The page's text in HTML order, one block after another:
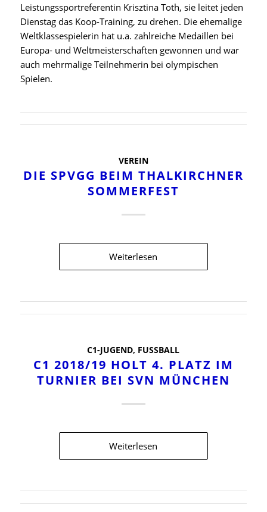
Leistungssportreferentin Krisztina Toth, sie leitet jeden
Dienstag das Koop-Training, zu drehen. Die ehemalige
Weltklassespielerin hat u.a. zahlreiche Medaillen bei
Europa- und Weltmeisterschaften gewonnen und war
auch mehrmalige Teilnehmerin bei olympischen
Spielen.
VEREIN
DIE SPVGG BEIM THALKIRCHNER
SOMMERFEST
Weiterlesen
C1-JUGEND, FUSSBALL
C1 2018/19 HOLT 4. PLATZ IM
TURNIER BEI SVN MÜNCHEN
Weiterlesen